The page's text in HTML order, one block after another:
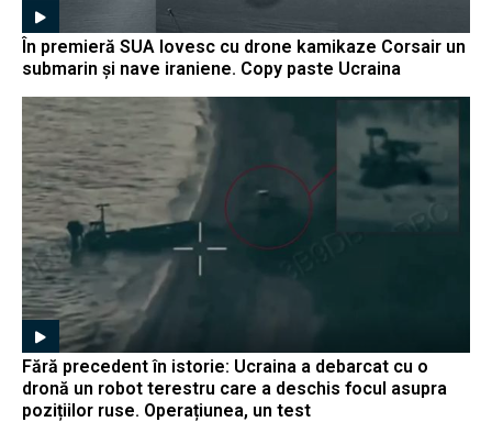
În premieră SUA lovesc cu drone kamikaze Corsair un
submarin și nave iraniene. Copy paste Ucraina
Fără precedent în istorie: Ucraina a debarcat cu o
dronă un robot terestru care a deschis focul asupra
pozițiilor ruse. Operațiunea, un test